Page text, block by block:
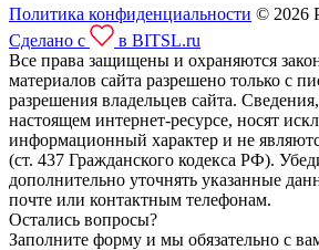
Политика конфиденциальности © 2026
Сделано с
в BITSL.ru
Все права защищены и охраняются
материалов сайта разрешено только с
разрешения владельцев сайта.
настоящем интернет-ресурсе, носят
информационный характер и не
(ст. 437 Гражданского кодекса РФ).
дополнительно уточнять указанные
почте или контактным телефонам.
Остались вопросы?
Заполните форму и мы обязательно с